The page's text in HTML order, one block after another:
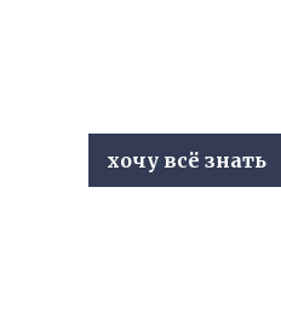
хочу всё знать